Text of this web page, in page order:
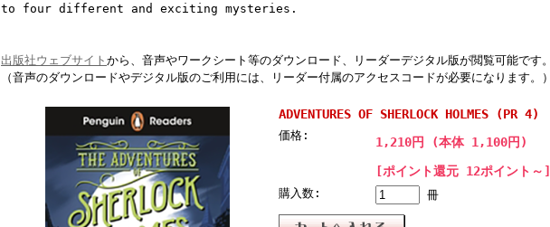
to four different and exciting mysteries.
出版社ウェブサイト から、音声やワークシート等のダウンロード、リーダーデジタル版が閲覧可能です。
（音声のダウンロードやデジタル版のご利用には、リーダー付属のアクセスコードが必要になります。）
ADVENTURES OF SHERLOCK HOLMES (PR 4)
価格:
1,210円 (本体 1,100円)
[ポイント還元 12ポイント～]
購入数: 冊